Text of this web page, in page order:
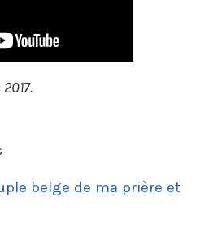
belge de ma prière et